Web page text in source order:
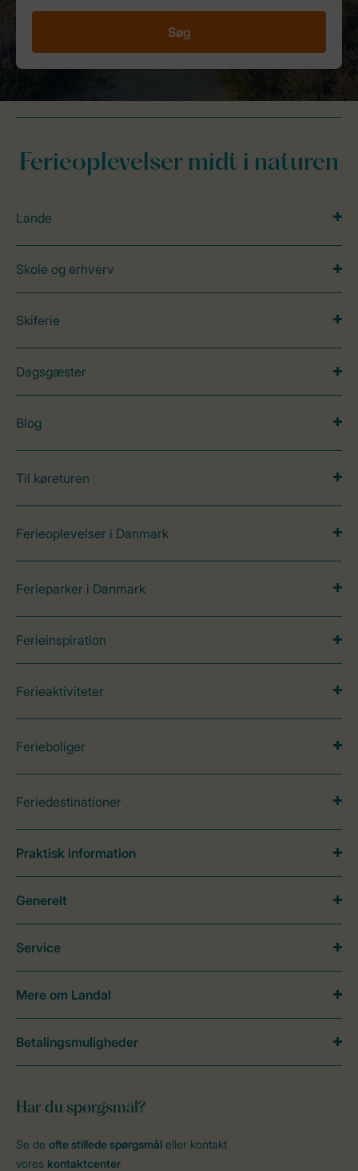
Søg
Ferieoplevelser midt i naturen
Lande
Skole og erhverv
Skiferie
Dagsgæster
Blog
Til køreturen
Ferieoplevelser i Danmark
Ferieparker i Danmark
Ferieinspiration
Ferieaktiviteter
Ferieboliger
Feriedestinationer
Har du spørgsmål?
Se de ofte stillede spørgsmål eller kontakt
vores kontaktcenter
Praktisk information
Generelt
Service
Mere om Landal
Betalingsmuligheder